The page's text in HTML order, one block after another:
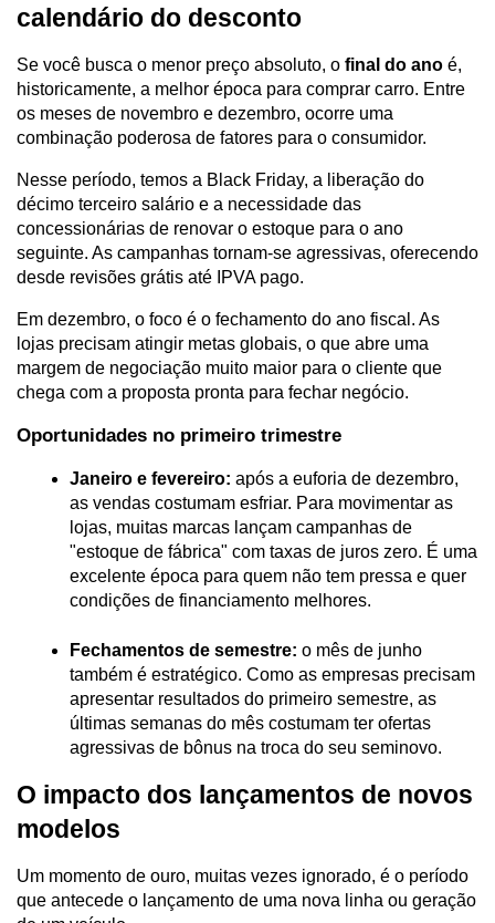
calendário do desconto
Se você busca o menor preço absoluto, o final do ano é,
historicamente, a melhor época para comprar carro. Entre
os meses de novembro e dezembro, ocorre uma
combinação poderosa de fatores para o consumidor.
Nesse período, temos a Black Friday, a liberação do
décimo terceiro salário e a necessidade das
concessionárias de renovar o estoque para o ano
seguinte. As campanhas tornam-se agressivas, oferecendo
desde revisões grátis até IPVA pago.
Em dezembro, o foco é o fechamento do ano fiscal. As
lojas precisam atingir metas globais, o que abre uma
margem de negociação muito maior para o cliente que
chega com a proposta pronta para fechar negócio.
Oportunidades no primeiro trimestre
Janeiro e fevereiro: após a euforia de dezembro,
as vendas costumam esfriar. Para movimentar as
lojas, muitas marcas lançam campanhas de
"estoque de fábrica" com taxas de juros zero. É uma
excelente época para quem não tem pressa e quer
condições de financiamento melhores.
Fechamentos de semestre: o mês de junho
também é estratégico. Como as empresas precisam
apresentar resultados do primeiro semestre, as
últimas semanas do mês costumam ter ofertas
agressivas de bônus na troca do seu seminovo.
O impacto dos lançamentos de novos
modelos
Um momento de ouro, muitas vezes ignorado, é o período
que antecede o lançamento de uma nova linha ou geração